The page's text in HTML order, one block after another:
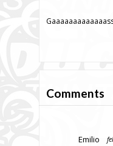
Comments
Emilio